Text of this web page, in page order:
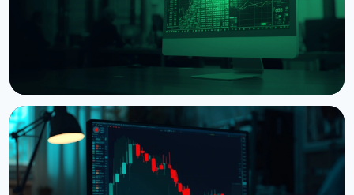
НОВИНА
Власники XRP можуть позичати RLUSD на
Ethereum через новий пул на $280 млн
4 серпня 2026 р.5 хв читання